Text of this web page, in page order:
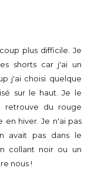
plus difficile. Je
shorts car j'ai un
j'ai choisi quelque
sur le haut. Je le
retrouve du rouge
hiver. Je n'ai pas
avait pas dans le
collant noir ou un
nous !